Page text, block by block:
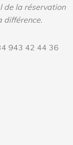
de la réservation
différence.
943 42 44 36